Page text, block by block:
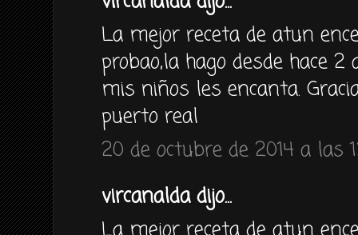
La mejor receta de atun
probao,la hago desde hace
mis niños les encanta.
puerto real
20 de octubre de 2014 a las
vircanalda dijo...